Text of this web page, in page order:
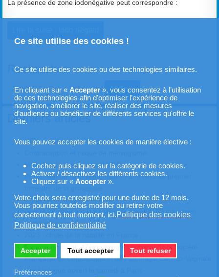
Ce site utilise des cookies !
Ce site utilise des cookies ou des technologies similaires.
En cliquant sur « Accepter», vous consentez à l’utilisation
de ces technologies afin d'optimiser l’expérience de
navigation, améliorer le site, réaliser des mesures
d’audience ou bénéficier de différents services qu'offre le
site.
Vous pouvez accepter les cookies de manière élective :
Cochez puis cliquez sur la catégorie de cookies.
Activez / désactivez les différents cookies.
Cliquez sur « Accepter».
Votre choix sera enregistré pour une durée de 12 mois.
Vous pourriez toutefois modifier ou retirer votre
consetement à tout moment, ici.Politique des cookies
Politique de confidentialité
Accepter Tout accepter Tout refuser
Préférences
La présence de zone iodonégative peut correspondre :
Rechercher
Type 2 or more characters for results.
Valider
Derniers articles
HPV positif avec frottis normal : que faire ?
Multiples de la médiane (MOM)
Prévention de l’allo-immunisation anti-RH1 au premier
trimestre de la grossesse
Congélation d'ovules et acné
Je suis infectée par le papillomavirus HPV 52 mais mon
frottis est normal
Compte rendu du 47ème congrès national de la Société
Française de Colposcopie et de Pathologie Cervico-Vaginale
Gynécologue ouvert le samedi à Paris